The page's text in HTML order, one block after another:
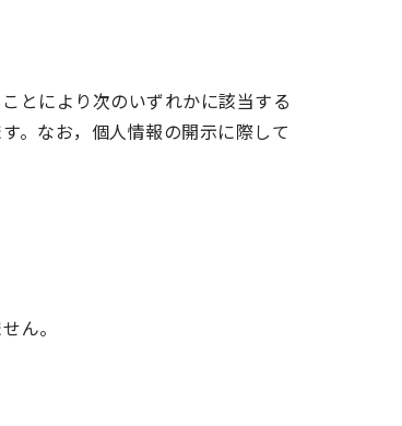
とにより次のいずれかに該当する
。なお，個人情報の開示に際して
ん。